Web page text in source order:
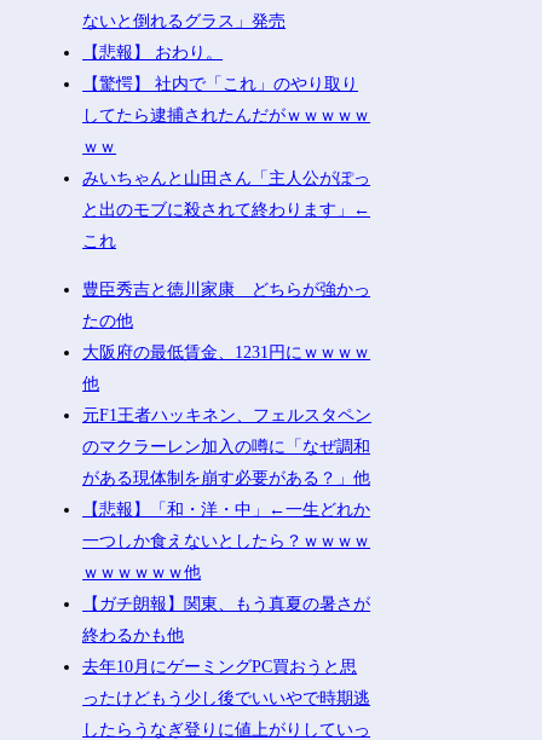
ないと倒れるグラス」発売
【悲報】 おわり。
【驚愕】 社内で「これ」のやり取り
してたら逮捕されたんだがｗｗｗｗｗ
ｗｗ
みいちゃんと山田さん「主人公がぽっ
と出のモブに殺されて終わります」←
これ
豊臣秀吉と徳川家康 どちらが強かっ
たの他
大阪府の最低賃金、1231円にｗｗｗｗ
他
元F1王者ハッキネン、フェルスタペン
のマクラーレン加入の噂に「なぜ調和
がある現体制を崩す必要がある？」他
【悲報】「和・洋・中」←一生どれか
一つしか食えないとしたら？ｗｗｗｗ
ｗｗｗｗｗｗ他
【ガチ朗報】関東、もう真夏の暑さが
終わるかも他
去年10月にゲーミングPC買おうと思
ったけどもう少し後でいいやで時期逃
したらうなぎ登りに値上がりしていっ